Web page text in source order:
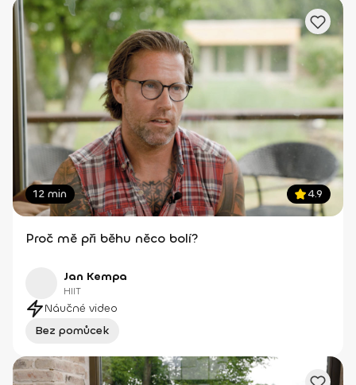
12 min 4.9
Proč mě při běhu něco bolí?
Jan Kempa
HIIT
Náučné video
Bez pomůcek